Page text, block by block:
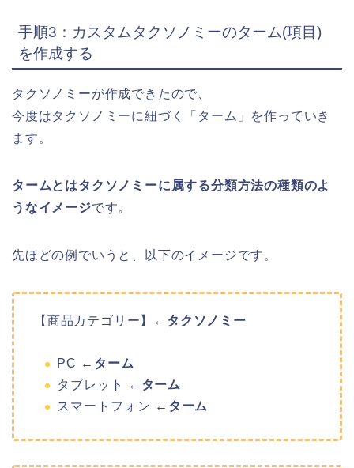
手順3：カスタムタクソノミーのターム(項目)
を作成する
タクソノミーが作成できたので、
今度はタクソノミーに紐づく「ターム」を作っていき
ます。
タームとはタクソノミーに属する分類方法の種類のよ
うなイメージです。
先ほどの例でいうと、以下のイメージです。
【商品カテゴリー】 ←タクソノミー
PC ←ターム
タブレット
←ターム
スマートフォン ←ターム